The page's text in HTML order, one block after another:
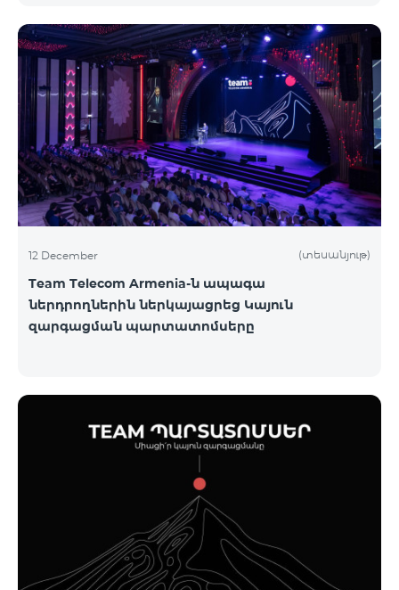
12 December (տեսանյութ)
Team Telecom Armenia-ն ապագա
ներդրողներին ներկայացրեց Կայուն
զարգացման պարտատոմսերը